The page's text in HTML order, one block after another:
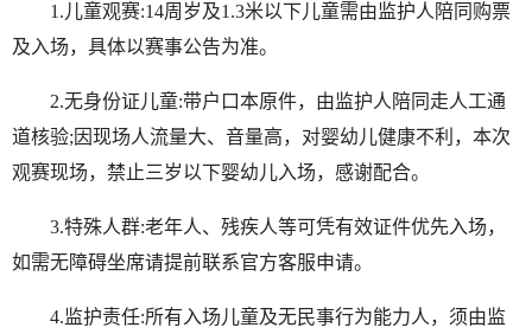
1.儿童观赛:14周岁及1.3米以下儿童需由监护人陪同购票
及入场，具体以赛事公告为准。
2.无身份证儿童:带户口本原件，由监护人陪同走人工通
道核验;因现场人流量大、音量高，对婴幼儿健康不利，本次
观赛现场，禁止三岁以下婴幼儿入场，感谢配合。
3.特殊人群:老年人、残疾人等可凭有效证件优先入场，
如需无障碍坐席请提前联系官方客服申请。
4.监护责任:所有入场儿童及无民事行为能力人，须由监